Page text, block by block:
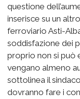
questione
inserisce su un
ferroviario Asti-
soddisfazione dei
proprio non si può
vengano almeno
sottolinea il
dovranno fare i